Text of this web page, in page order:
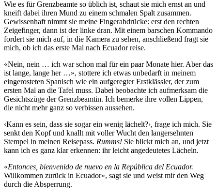
Wie es für Grenzbeamte so üblich ist, schaut sie mich ernst an und
kneift dabei ihren Mund zu einem schmalen Spalt zusammen.
Gewissenhaft nimmt sie meine Fingerabdrücke: erst den rechten
Zeigefinger, dann ist der linke dran. Mit einem barschen Kommando
fordert sie mich auf, in die Kamera zu sehen, anschließend fragt sie
mich, ob ich das erste Mal nach Ecuador reise.
«Nein, nein … ich war schon mal für ein paar Monate hier. Aber das
ist lange, lange her …», stottere ich etwas unbedarft in meinem
eingerosteten Spanisch wie ein aufgeregter Erstklässler, der zum
ersten Mal an die Tafel muss. Dabei beobachte ich aufmerksam die
Gesichtszüge der Grenzbeamtin. Ich bemerke ihre vollen Lippen,
die nicht mehr ganz so verbissen aussehen.
‹Kann es sein, dass sie sogar ein wenig lächelt?›, frage ich mich. Sie
senkt den Kopf und knallt mit voller Wucht den langersehnten
Stempel in meinen Reisepass. Rumms! Sie blickt mich an, und jetzt
kann ich es ganz klar erkennen: ihr leicht angedeutetes Lächeln.
«Entonces, bienvenido de nuevo en la República del Ecuador.
Willkommen zurück in Ecuador», sagt sie und weist mir den Weg
durch die Absperrung.